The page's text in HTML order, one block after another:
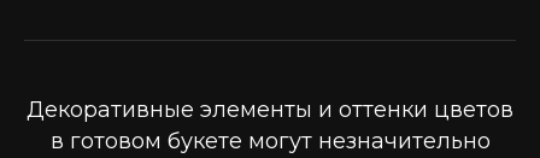
Декоративные элементы и оттенки цветов
в готовом букете могут незначительно